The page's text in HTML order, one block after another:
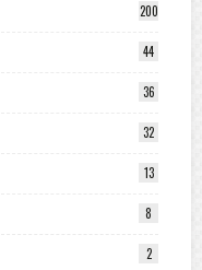
200
44
36
32
13
8
2